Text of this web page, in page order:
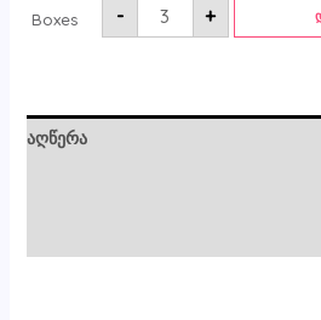
- +
Boxes
აღწერა